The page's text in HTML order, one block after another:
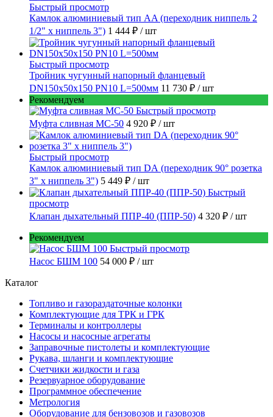
Быстрый просмотр
Камлок алюминиевый тип AA (переходник ниппель 2
1/2" х ниппель 3") 1 444 ₽ / шт
Быстрый просмотр
Тройник чугунный напорный фланцевый
DN150х50х150 PN10 L=500мм 11 730 ₽ / шт
Рекомендуем
Быстрый просмотр
Муфта сливная МС-50 4 920 ₽ / шт
Быстрый просмотр
Камлок алюминиевый тип DА (переходник 90° розетка
3" х ниппель 3") 5 449 ₽ / шт
Быстрый
просмотр
Клапан дыхательный ППР-40 (ППР-50) 4 320 ₽ / шт
Рекомендуем
Быстрый просмотр
Насос БШМ 100 54 000 ₽ / шт
Каталог
Топливо и газораздаточные колонки
Комплектующие для ТРК и ГРК
Терминалы и контроллеры
Насосы и насосные агрегаты
Заправочные пистолеты и комплектующие
Рукава, шланги и комплектующие
Счетчики жидкости и газа
Резервуарное оборудование
Программное обеспечение
Метрология
Оборудование для бензовозов и газовозов